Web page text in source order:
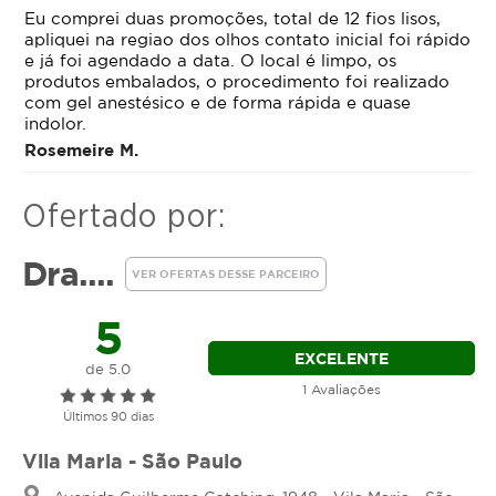
proporcionando um efeito revitalizante sem alterar
os traços naturais do rosto.
Como Funciona o
Skinbooster?
e retém moléculas de água, reidratando a pele
espessura, elasticidade e maciez.
a produção natural de colágeno, essencial
para manter a pele firme e jovem por mais
tempo.
Aprimoramento da textura da pele
finas, rugas superficiais e poros dilatados são
suavizados, resultando em uma pele com
Eu comprei duas promoções, total de 12 fios lisos,
apliquei na regiao dos olhos contato inicial foi rápido
e já foi agendado a data. O local é limpo, os
produtos embalados, o procedimento foi realizado
com gel anestésico e de forma rápida e quase
indolor.
Rosemeire M.
Ofertado por:
Dra.... VER OFERTAS DESSE PARCEIRO
5
de 5.0
Últimos 90 dias
EXCELENTE
1 Avaliações
Vila Maria - São Paulo